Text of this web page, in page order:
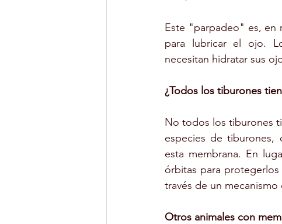
Este "parpadeo" es, en
para lubricar el ojo.
necesitan hidratar sus
¿Todos los tiburones
No todos los tiburones
especies de tiburones,
esta membrana. En
órbitas para
través de un mecanismo
Otros animales con